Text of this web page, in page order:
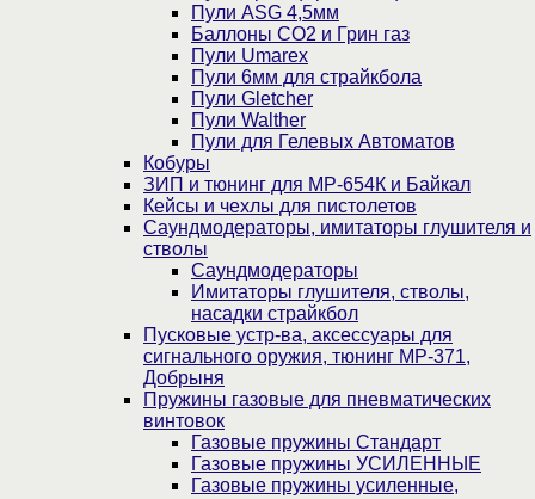
Пули ASG 4,5мм
Баллоны CO2 и Грин газ
Пули Umarex
Пули 6мм для страйкбола
Пули Gletcher
Пули Walther
Пули для Гелевых Автоматов
Кобуры
ЗИП и тюнинг для МР-654К и Байкал
Кейсы и чехлы для пистолетов
Саундмодераторы, имитаторы глушителя и
стволы
Саундмодераторы
Имитаторы глушителя, стволы,
насадки страйкбол
Пусковые устр-ва, аксессуары для
сигнального оружия, тюнинг МР-371,
Добрыня
Пружины газовые для пневматических
винтовок
Газовые пружины Стандарт
Газовые пружины УСИЛЕННЫЕ
Газовые пружины усиленные,